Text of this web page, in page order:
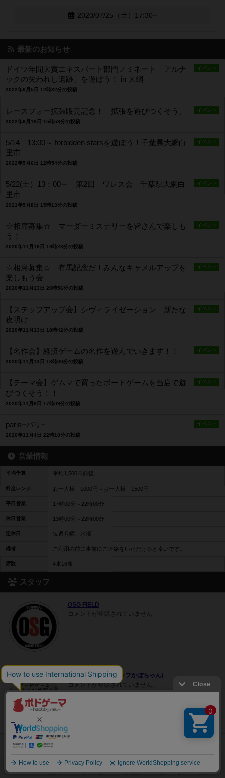
2020/07/25（土）17:30~
最新のお知らせ
イベント
ドイツ年間大賞エキスパート部門ノミネート「アルナ
ックの失われし遺跡」を遊ぼう！ in 大網
2022年9月5日 12時32分の投稿
イベント
レースフォー拡張販売記念！ 拡張を遊びつくそう。
2022年6月18日 15時53分の投稿
イベント
5/14 13:00～ forbidden starsを遊ぼう！千葉県大網白
里市
2022年5月6日 12時54分の投稿
イベント
5/22(土）13：00～ 第2回 ワレス会 千葉県大網白
里市
2021年5月8日 15時13分の投稿
イベント
☆相席募集☆ マーダーミステリーを皆さんで楽しも
う！
2020年11月18日 19時28分の投稿
イベント
☆相席募集☆ 有馬記念だ！みんなキャメルアップを
楽しもう会
2020年11月13日 20時56分の投稿
イベント
【ステップアップ会】シヴィライゼーション 新たな
夜明け
2020年11月13日 18時42分の投稿
イベント
【名作会】経済ゲームの名作を遊んでいきます！！
2020年11月13日 18時00分の投稿
イベント
【テーマ会】ゲムマで買ったボードゲームを当店で遊
びつくそう！！
2020年11月6日 17時09分の投稿
イベント
paris~パリ~
2020年11月4日 22時10分の投稿
営業情報
平均予算 平均1,500円前後
料金レンジ お一人様 1000円～お一人様 1500円
平日営業 17時00分～22時00分
休日営業 13時00分～22時00分
定休日 毎週月曜、水曜
備考 ご利用の前に事前にご連絡をいただけると幸いです。
席数 4卓16席
スタッフ
OSG FIELD
コメントが登録されていません。
ボドパや(OSGスタッフかぼちゃん)
コメントが登録されていません。